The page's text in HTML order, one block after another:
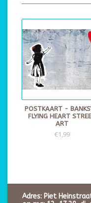
POSTKAART -
FLYING HEART
ART
€1,99
Adres: Piet